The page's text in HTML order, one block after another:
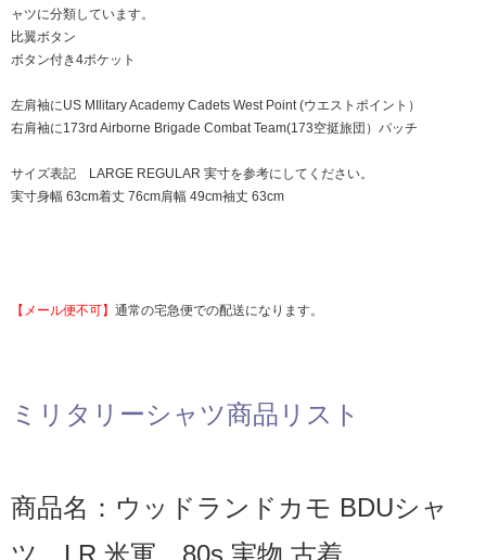
ャツに分類しています。
比翼ボタン
ボタン付き4ポケット
左肩袖にUS MIlitary Academy Cadets West Point (ウエストポイント）
右肩袖に173rd Airborne Brigade Combat Team(173空挺旅団）パッチ
サイズ表記 LARGE REGULAR 実寸を参考にしてください。
実寸身幅 63cm着丈 76cm肩幅 49cm袖丈 63cm
【メール便不可】 通常の宅急便での配送になります。
ミリタリーシャツ商品リスト
商品名：ウッドランドカモ BDUシャ
ツ LR 米軍 80s 実物 古着